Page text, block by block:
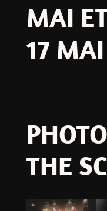
MAI
17 MAI
THE